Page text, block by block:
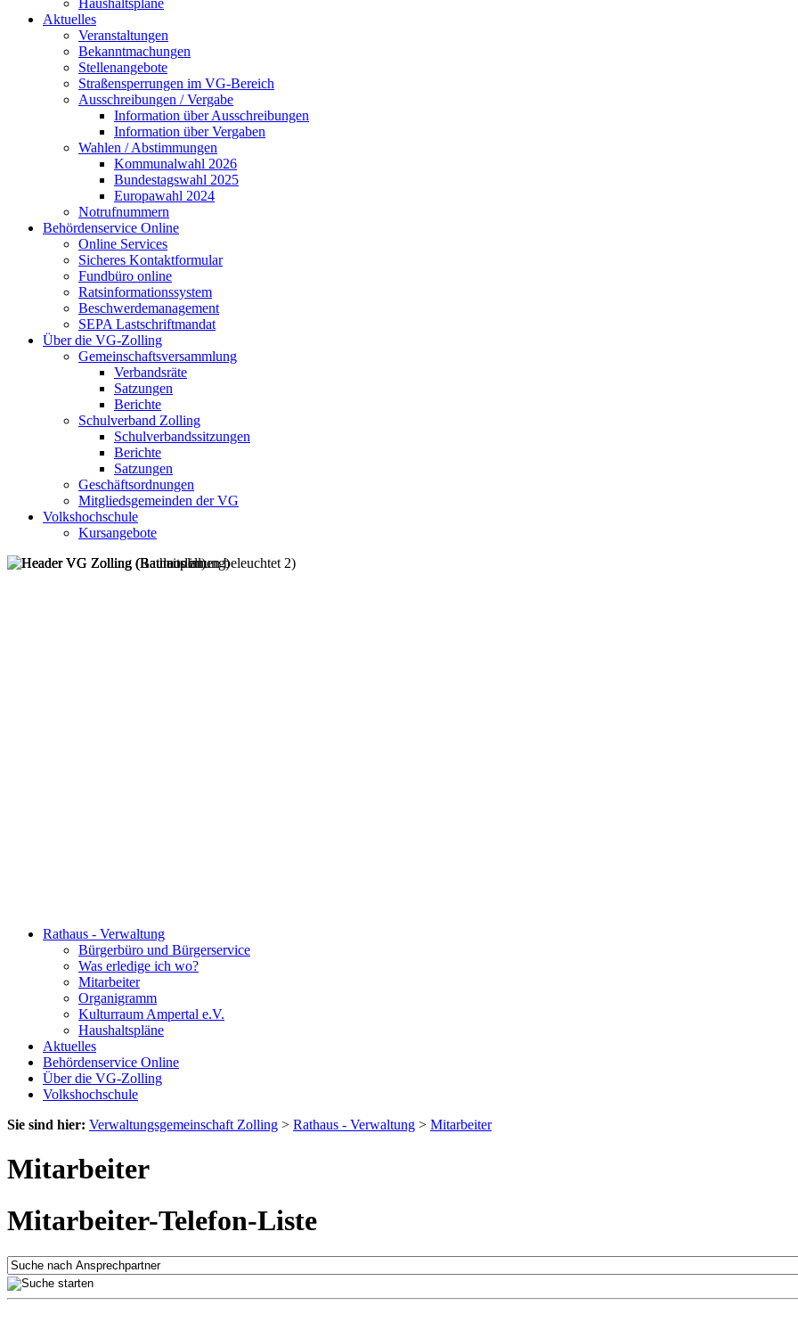
Haushaltspläne
Aktuelles
Veranstaltungen
Bekanntmachungen
Stellenangebote
Straßensperrungen im VG-Bereich
Ausschreibungen / Vergabe
Information über Ausschreibungen
Information über Vergaben
Wahlen / Abstimmungen
Kommunalwahl 2026
Bundestagswahl 2025
Europawahl 2024
Notrufnummern
Behördenservice Online
Online Services
Sicheres Kontaktformular
Fundbüro online
Ratsinformationssystem
Beschwerdemanagement
SEPA Lastschriftmandat
Über die VG-Zolling
Gemeinschaftsversammlung
Verbandsräte
Satzungen
Berichte
Schulverband Zolling
Schulverbandssitzungen
Berichte
Satzungen
Geschäftsordnungen
Mitgliedsgemeinden der VG
Volkshochschule
Kursangebote
Rathaus - Verwaltung
Bürgerbüro und Bürgerservice
Was erledige ich wo?
Mitarbeiter
Organigramm
Kulturraum Ampertal e.V.
Haushaltspläne
Aktuelles
Behördenservice Online
Über die VG-Zolling
Volkshochschule
Sie sind hier: Verwaltungsgemeinschaft Zolling > Rathaus - Verwaltung > Mitarbeiter
Mitarbeiter
Mitarbeiter-Telefon-Liste